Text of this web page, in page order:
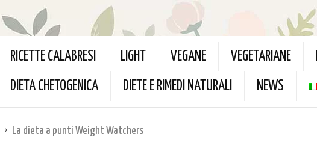
RICETTE CALABRESI LIGHT VEGANE VEGETARIANE
DIETA CHETOGENICA DIETE E RIMEDI NATURALI NEWS
La dieta a punti Weight Watchers